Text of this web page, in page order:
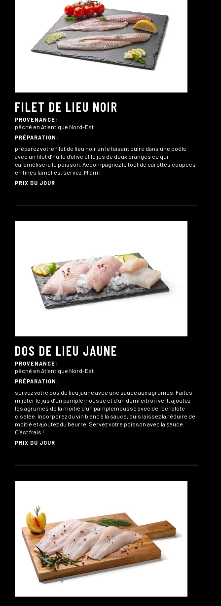
FILET DE LIEU NOIR
PROVENANCE:
pêché en Atlantique Nord-Est
PRÉPARATION:
préparez votre filet de lieu noir en le faisant cuire dans une poêle
avec un filet d’huile d’olive et le jus de deux oranges ce qui
caramélisera le poisson. Accompagnez le tout de carottes coupées
en fines lamelles, servez. Miam !
PRIX DU JOUR
DOS DE LIEU JAUNE
PROVENANCE:
pêché en Atlantique Nord-Est
PRÉPARATION:
servez votre dos de lieu jaune avec une sauce aux agrumes. Faites
mijoter le jus d’un pamplemousse et d’un demi citron vert, ajoutez
les agrumes de la moitié d’un pamplemousse avec de l’échalote
ciselée. Incorporez du vin blanc à la sauce, puis laissez la réduire de
moitié et ajoutez du beurre. Servez votre poisson avec la sauce.
C’est frais !
PRIX DU JOUR